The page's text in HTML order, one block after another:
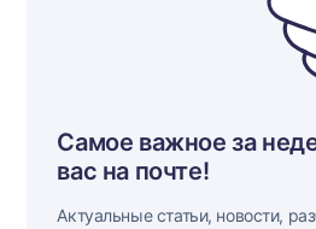
Самое важное за
вас на почте!
Актуальные статьи, новости,